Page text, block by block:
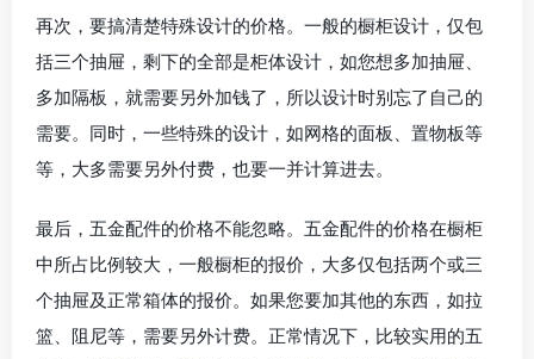
再次，要搞清楚特殊设计的价格。一般的橱柜设计，仅包
括三个抽屉，剩下的全部是柜体设计，如您想多加抽屉、
多加隔板，就需要另外加钱了，所以设计时别忘了自己的
需要。同时，一些特殊的设计，如网格的面板、置物板等
等，大多需要另外付费，也要一并计算进去。
最后，五金配件的价格不能忽略。五金配件的价格在橱柜
中所占比例较大，一般橱柜的报价，大多仅包括两个或三
个抽屉及正常箱体的报价。如果您要加其他的东西，如拉
篮、阻尼等，需要另外计费。正常情况下，比较实用的五